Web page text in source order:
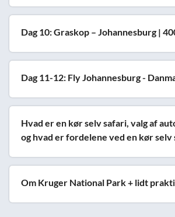
Dag 10: Graskop – Johannesburg |
Dag 11-12: Fly Johannesburg -
Hvad er en kør selv safari, valg af
og hvad er fordelene ved en kør selv
Om Kruger National Park + lidt